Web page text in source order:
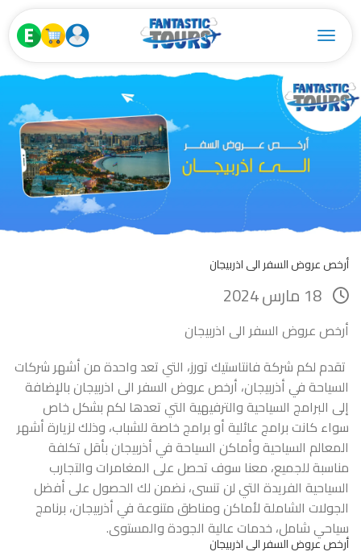
Toggle navigation
أرخص عروض السفر الى اذربيجان
أرخص عروض السفر الى اذربيجان
تقدم لكم شركة فانتاستيك تورز، التي تعد واحدة من أشهر شركات
السياحة في أذربيجان، أرخص عروض السفر الى اذربيجان بالإضافة
إلى البرامج السياحية والترفيهية التي تعدها لكم بشكل خاص
سواء كانت برامج عائلية أو برامج خاصة للشباب، وذلك لزيارة أشهر
المعالم السياحية وأماكن السياحة في أذربيجان بأقل تكلفة
مناسبة للجميع، معنا سوف تحصل على المغامرات والتجارب
السياحية الفريدة التي لن تنسى، نضمن لك الحصول على أفضل
الجولات الشاملة لأماكن ومناطق متنوعة في أذربيجان، برنامج
سياحي شامل، خدمات عالية الجودة والمستوى.
أرخص عروض السفر الى اذربيجان